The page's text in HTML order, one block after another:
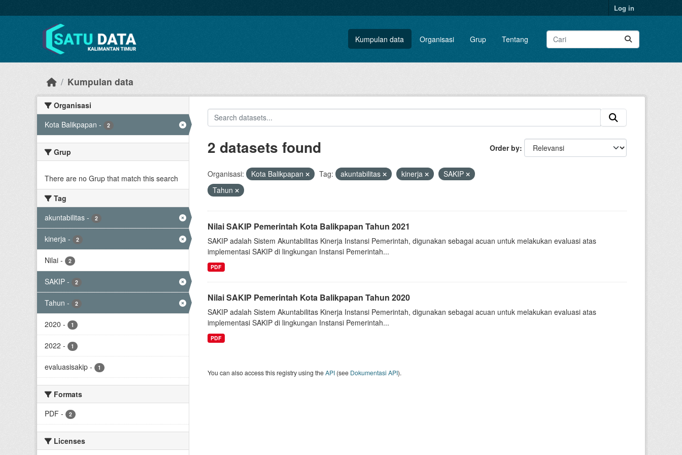
Log in
Kumpulan data Organisasi Grup Tentang
Kumpulan data
Organisasi
Kota Balikpapan - 2
Grup
There are no Grup that match this search
Tag
akuntabilitas - 2
kinerja - 2
Nilai - 2
SAKIP - 2
Tahun - 2
2020 - 1
2022 - 1
evaluasisakip - 1
Formats
PDF - 2
Licenses
Order by
2 datasets found
Organisasi: Kota Balikpapan Tag: akuntabilitas kinerja
SAKIP
Tahun
Nilai SAKIP Pemerintah Kota Balikpapan Tahun 2021
SAKIP adalah Sistem Akuntabilitas Kinerja Instansi Pemerintah, digunakan sebagai acuan untuk melakukan evaluasi atas
implementasi SAKIP di lingkungan Instansi Pemerintah...
PDF
Nilai SAKIP Pemerintah Kota Balikpapan Tahun 2020
SAKIP adalah Sistem Akuntabilitas Kinerja Instansi Pemerintah, digunakan sebagai acuan untuk melakukan evaluasi atas
implementasi SAKIP di lingkungan Instansi Pemerintah...
PDF
You can also access this registry using theAPI(see Dokumentasi API).